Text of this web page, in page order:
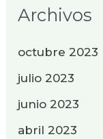
Archivos
octubre 2023
julio 2023
junio 2023
abril 2023